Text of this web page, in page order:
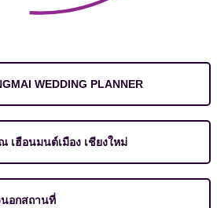
WEDDING PLANNER
เฮือนมนต์เมือง เชียงใหม่
นอกสถานที่